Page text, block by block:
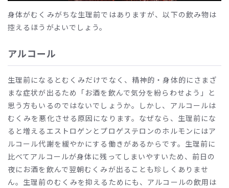
身体がむくみがちな生理前ではありますが、以下の飲み物は
控えるほうがよいでしょう。
アルコール
生理前になるとむくみだけでなく、精神的・身体的にさまざ
まな症状が出るため「お酒を飲んで気分を紛らわせよう」と
思う方もいるのではないでしょうか。しかし、アルコールは
むくみを悪化させる原因になります。なぜなら、生理前にな
ると増えるエストロゲンとプロゲステロンのホルモンにはア
ルコール代謝を緩やかにする働きがあるからです。生理前に
比べてアルコールが身体に残ってしまいやすいため、前日の
夜にお酒を飲んで翌朝むくみが出ることも珍しくありませ
ん。生理前のむくみを抑えるためにも、アルコールの飲用は